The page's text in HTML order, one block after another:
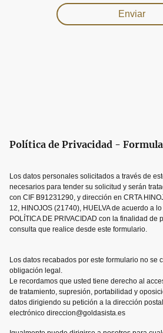
Enviar
Política de Privacidad -
Los datos personales solicitados a través de
necesarios para tender su solicitud y serán
con CIF B91231290, y dirección en CRTA
12, HINOJOS (21740), HUELVA de acuerdo a
POLÍTICA DE PRIVACIDAD con la finalidad de
consulta que realice desde este formulario.
Los datos recabados por este formulario no se
obligación legal.
Le recordamos que usted tiene derecho al
de tratamiento, supresión, portabilidad y
datos dirigiendo su petición a la dirección
electrónico direccion@goldasista.es